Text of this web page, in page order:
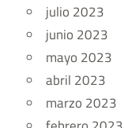
julio 2023
junio 2023
mayo 2023
abril 2023
marzo 2023